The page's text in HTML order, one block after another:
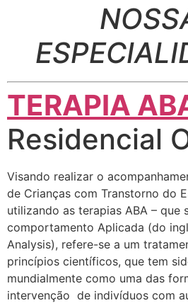
TERAPIA
Residencial
Visando realizar o
de Crianças com Transtorno do
utilizando as terapias ABA –
comportamento Aplicada (do
Analysis), refere-se a um
princípios científicos, que tem
mundialmente como uma das
intervenção de indivíduos com